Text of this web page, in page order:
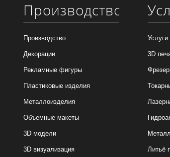
Производство
Производство
Декорации
Рекламные фигуры
Пластиковые изделия
Металлоизделия
Объемные макеты
3D модели
3D визуализация
Услуги
3D
Литьё